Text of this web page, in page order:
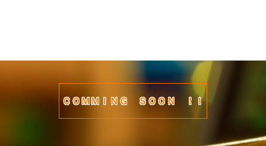
コミュニ
ＣＯＭＭＩＮＧ ＳＯＯＮ ！！